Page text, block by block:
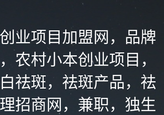
业项目加盟网，品牌
农村小本创业项目，
祛斑，祛斑产品，祛
招商网，兼职，独生